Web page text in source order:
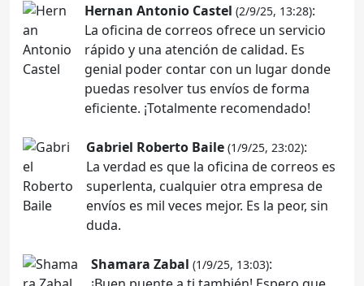
Hernan Antonio Castel (2/9/25, 13:28):
La oficina de correos ofrece un servicio
rápido y una atención de calidad. Es
genial poder contar con un lugar donde
puedas resolver tus envíos de forma
eficiente. ¡Totalmente recomendado!
Gabriel Roberto Baile (1/9/25, 23:02):
La verdad es que la oficina de correos es
superlenta, cualquier otra empresa de
envíos es mil veces mejor. Es la peor, sin
duda.
Shamara Zabal (1/9/25, 13:03):